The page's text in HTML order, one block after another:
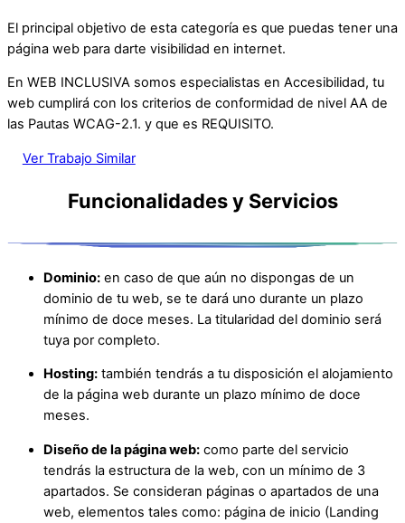
El principal objetivo de esta categoría es que puedas tener una
página web para darte visibilidad en internet.
En WEB INCLUSIVA somos especialistas en Accesibilidad, tu
web cumplirá con los criterios de conformidad de nivel AA de
las Pautas WCAG-2.1. y que es REQUISITO.
Ver Trabajo Similar
Funcionalidades y Servicios
Dominio: en caso de que aún no dispongas de un
dominio de tu web, se te dará uno durante un plazo
mínimo de doce meses. La titularidad del dominio será
tuya por completo.
Hosting: también tendrás a tu disposición el alojamiento
de la página web durante un plazo mínimo de doce
meses.
Diseño de la página web: como parte del servicio
tendrás la estructura de la web, con un mínimo de 3
apartados. Se consideran páginas o apartados de una
web, elementos tales como: página de inicio (Landing